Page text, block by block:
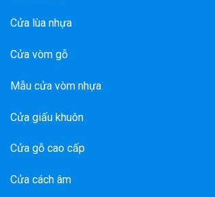
Cửa lùa nhựa
Cửa vòm gỗ
Mẫu cửa vòm nhựa
Cửa giấu khuôn
Cửa gỗ cao cấp
Cửa cách âm